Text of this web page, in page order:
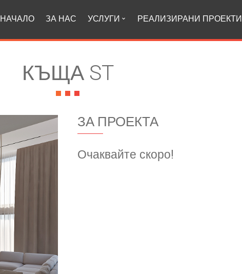
НАЧАЛО ЗА НАС УСЛУГИ РЕАЛИЗИРАНИ ПРОЕКТИ
КЪЩА ST
ЗА ПРОЕКТА
Очаквайте скоро!